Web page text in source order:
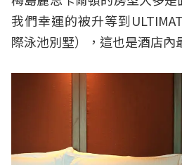
我們幸運的被升等到
際泳池別墅），這也是酒店內